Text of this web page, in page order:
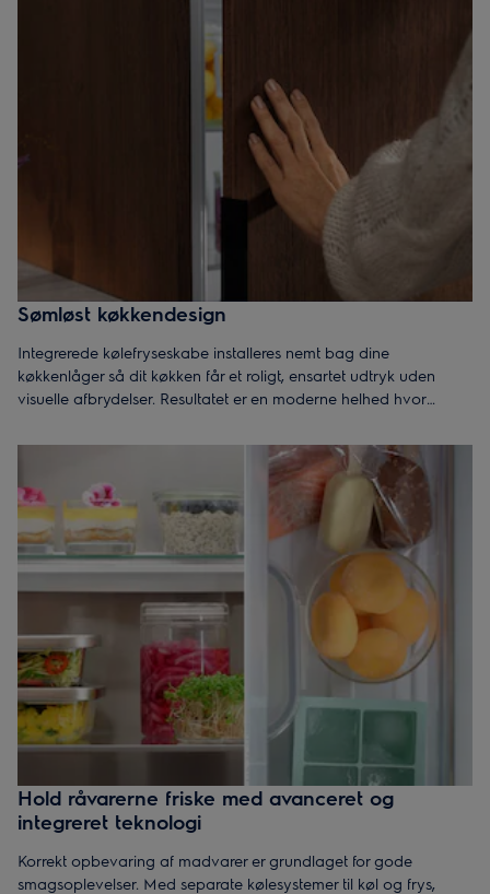
Sømløst køkkendesign
Integrerede kølefryseskabe installeres nemt bag dine
køkkenlåger så dit køkken får et roligt, ensartet udtryk uden
visuelle afbrydelser. Resultatet er en moderne helhed hvor
samspiller i et gennemtænkt design.
Hold råvarerne friske med avanceret og
integreret teknologi
Korrekt opbevaring af madvarer er grundlaget for gode
smagsoplevelser. Med separate kølesystemer til køl og frys,